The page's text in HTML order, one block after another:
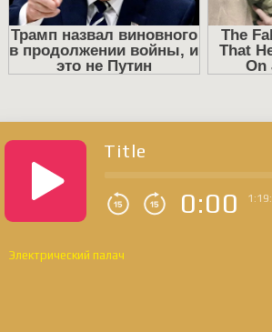
Title
0:00
Электрический палач